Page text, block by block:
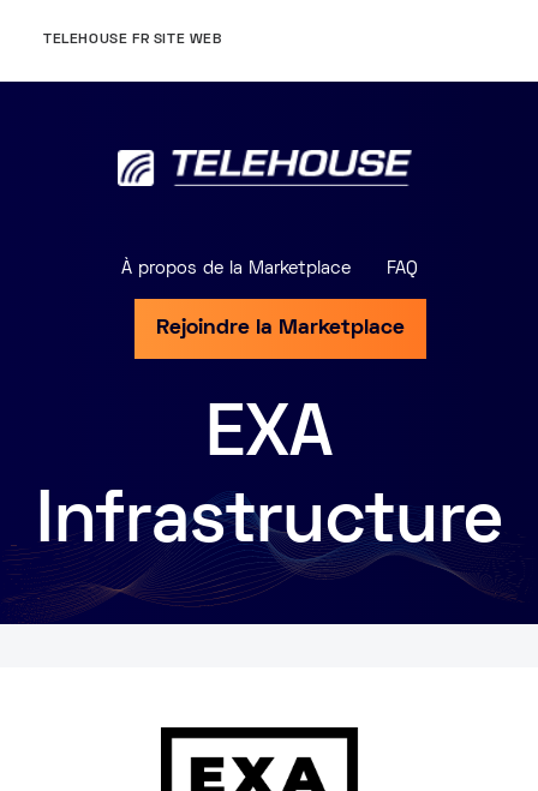
TELEHOUSE FR SITE WEB
À propos de la Marketplace FAQ
Rejoindre la Marketplace
EXA
Infrastructure